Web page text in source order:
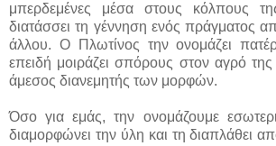
μπερδεμένες μέσα στους κόλπους
διατάσσει τη γέννηση ενός πράγματος
άλλου. Ο Πλωτίνος την ονομάζει
επειδή μοιράζει σπόρους στον αγρό
άμεσος διανεμητής των μορφών.
Όσο για εμάς, την ονομάζουμε
διαμορφώνει την ύλη και τη διαπλάθει